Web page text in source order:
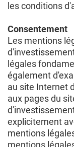
les conditions
Consentement
Les mentions
légales
également
au site Internet
aux pages du
explicitement
mentions
mentions